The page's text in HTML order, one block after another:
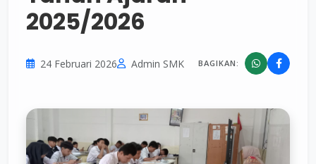
2025/2026
24 Februari 2026 Admin SMK BAGIKAN: